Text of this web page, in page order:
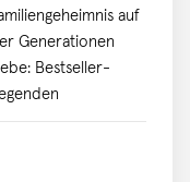
auf
Generationen
Bestseller-
Spannung mit
trotzt. Es
werden –